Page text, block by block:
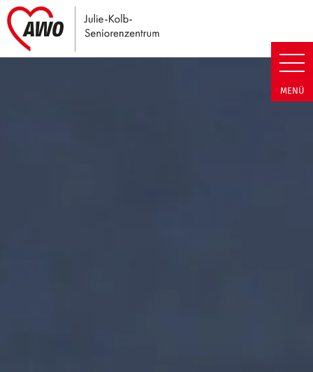
Julie-Kolb-Seniorenzentrum |
MENÜ